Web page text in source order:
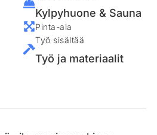
Kylpyhuone & Sauna
Pinta-ala
Työ sisältää
Työ ja materiaalit